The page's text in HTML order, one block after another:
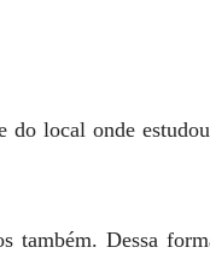
local onde
também. Dessa